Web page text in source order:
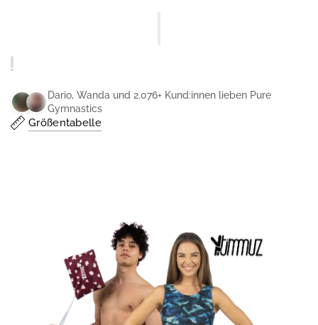
Dario, Wanda und 2.076+ Kund:innen lieben Pure
Gymnastics
Größentabelle